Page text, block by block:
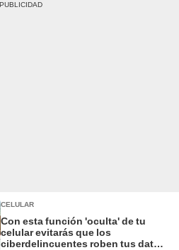
CELULAR
Con esta función 'oculta' de tu
celular evitarás que los
ciberdelincuentes roben tus datos